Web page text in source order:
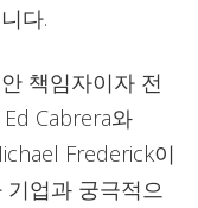
다.
책임자이자 전
Cabrera와
Frederick이
업과 궁극적으